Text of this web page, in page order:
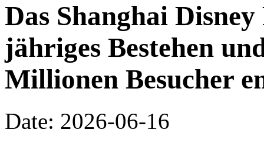
Das Shanghai
jähriges Bestehen
Millionen Besucher
Date: 2026-06-16